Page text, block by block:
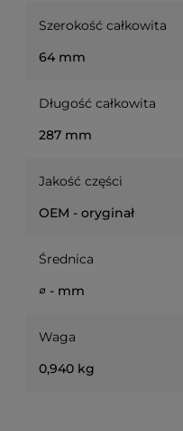
Szerokość całkowita
64 mm
Długość całkowita
287 mm
Jakość części
OEM - oryginał
Średnica
∅ - mm
Waga
0,940 kg